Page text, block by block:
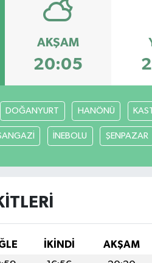
AKŞAM
20:05
DOĞANYURT HANÖNÜ
İNEBOLU ŞENPAZAR
İKINDI AKŞAM